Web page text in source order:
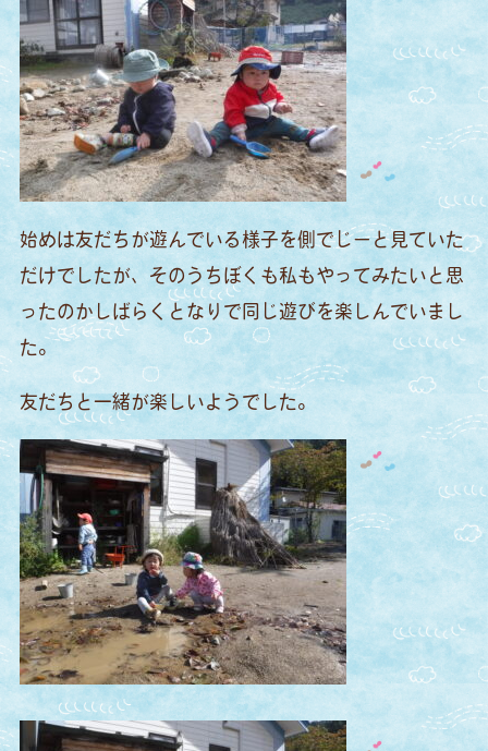
始めは友だちが遊んでいる様子を側でじーと見ていた
だけでしたが、そのうちぼくも私もやってみたいと思
ったのかしばらくとなりで同じ遊びを楽しんでいまし
た。
友だちと一緒が楽しいようでした。